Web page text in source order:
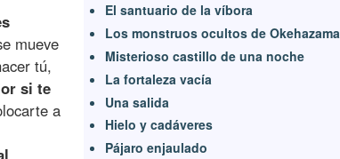
mueve
tú,
si te
a
El santuario de la víbora
Los monstruos ocultos de Okehazama
Misterioso castillo de una noche
La fortaleza vacía
Una salida
Hielo y cadáveres
Pájaro enjaulado